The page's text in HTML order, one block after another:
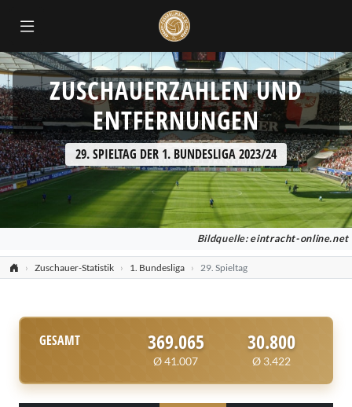
ZUSCHAUERZAHLEN UND
ENTFERNUNGEN
29. SPIELTAG DER 1. BUNDESLIGA 2023/24
Bildquelle: eintracht-online.net
Zuschauer-Statistik 1. Bundesliga 29. Spieltag
GESAMT 369.065
Ø 41.007
30.800
Ø 3.422